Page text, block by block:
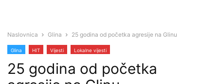
Naslovnica Glina 25 godina od početka agresije na Glinu
Glina HIT Vijesti Lokalne vijesti
25 godina od početka